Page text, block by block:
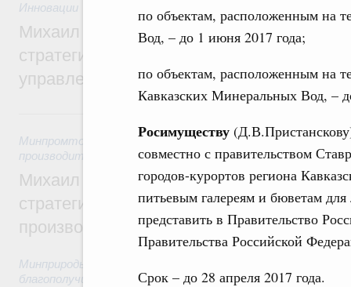
по объектам, расположенным на
Вод, – до 1 июня 2017 года;
по объектам, расположенным на
Кавказских Минеральных Вод, –
Росимуществу
совместно с правительством
городов-курортов региона
питьевым галереям и бюветам
представить в Правительство
Правительства Российской
Срок – до 28 апреля 2017 года.
Инновации
Михаил Мишустин дал поручения по
стратегической сессии о
управления научно-технологическим
Минпромторг России, Минэкономразвития России,5
производительности труда и поддержки занятости
Михаил Мишустин дал поручения по
стратегической сессии, посвящённой
производительности труда
Минприроды России
благополучие»